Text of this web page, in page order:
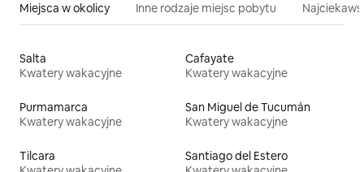
Miejsca w okolicy Inne rodzaje miejsc pobytu
Salta
Kwatery wakacyjne
Cafayate
Kwatery wakacyjne
Purmamarca
Kwatery wakacyjne
San Miguel de Tucumán
Kwatery wakacyjne
Tilcara
Santiago del Estero